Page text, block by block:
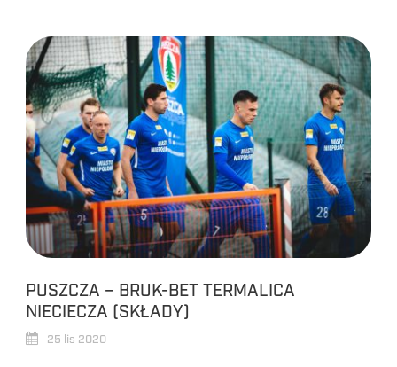
PUSZCZA – BRUK-BET TERMALICA
NIECIECZA (SKŁADY)
25 lis 2020